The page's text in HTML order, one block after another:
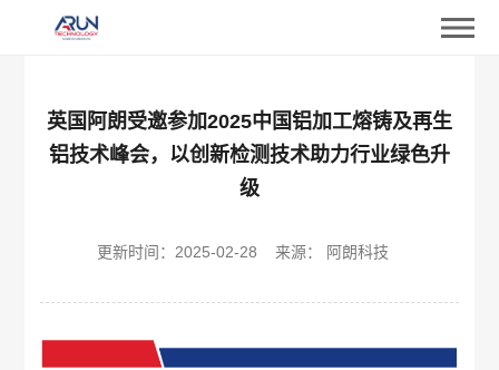
英国阿朗受邀参加2025中国铝加工熔铸及再生
铝技术峰会，以创新检测技术助力行业绿色升
级
更新时间： 2025-02-28 来源： 阿朗科技